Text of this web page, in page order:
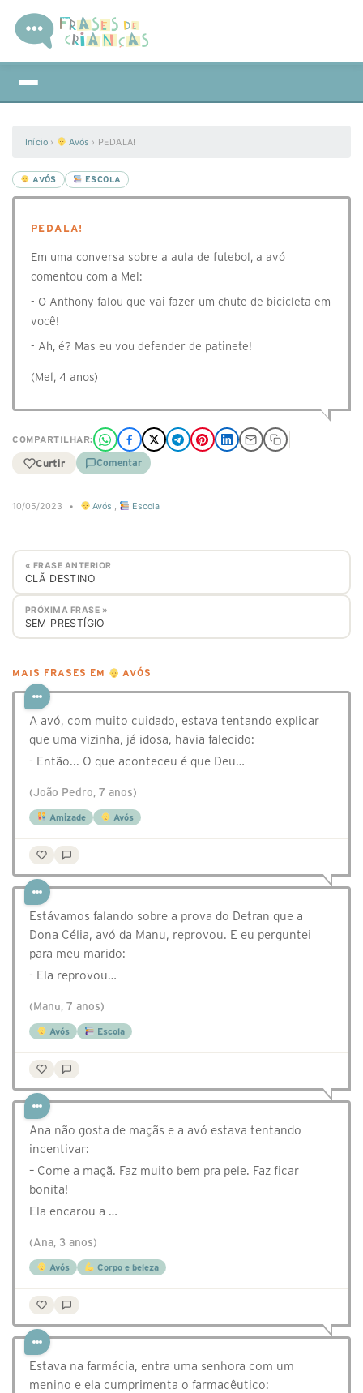
Início › Avós › PEDALA!
AVÓS ESCOLA
PEDALA!
Em uma conversa sobre a aula de futebol, a avó
comentou com a Mel:
- O Anthony falou que vai fazer um chute de bicicleta em
você!
- Ah, é? Mas eu vou defender de patinete!
(Mel, 4 anos)
COMPARTILHAR:
Curtir Comentar
10/05/2023 • Avós , Escola
« FRASE ANTERIOR
CLÃ DESTINO
PRÓXIMA FRASE »
SEM PRESTÍGIO
MAIS FRASES EM AVÓS
A avó, com muito cuidado, estava tentando explicar
que uma vizinha, já idosa, havia falecido:
- Então... O que aconteceu é que Deu…
(João Pedro, 7 anos)
Amizade Avós
Estávamos falando sobre a prova do Detran que a
Dona Célia, avó da Manu, reprovou. E eu perguntei
para meu marido:
- Ela reprovou…
(Manu, 7 anos)
Avós Escola
Ana não gosta de maçãs e a avó estava tentando
incentivar:
– Come a maçã. Faz muito bem pra pele. Faz ficar
bonita!
Ela encarou a …
(Ana, 3 anos)
Avós Corpo e beleza
Estava na farmácia, entra uma senhora com um
menino e ela cumprimenta o farmacêutico: